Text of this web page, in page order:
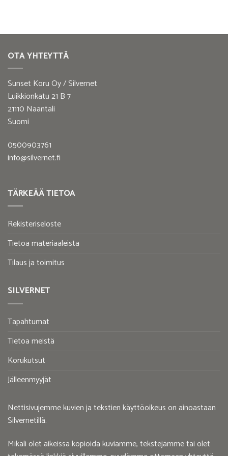
OTA YHTEYTTÄ
Sunset Koru Oy / Silvernet
Luikkionkatu 21 B 7
21110 Naantali
Suomi
0500903761
info@silvernet.fi
TÄRKEÄÄ TIETOA
Rekisteriseloste
Tietoa materiaaleista
Tilaus ja toimitus
SILVERNET
Tapahtumat
Tietoa meistä
Korukutsut
Jälleenmyyjät
Nettisivujemme kuvien ja tekstien käyttöoikeus on ainoastaan
Silvernetillä.
Mikäli olet aikeissa kopioida kuviamme, tekstejämme tai olet